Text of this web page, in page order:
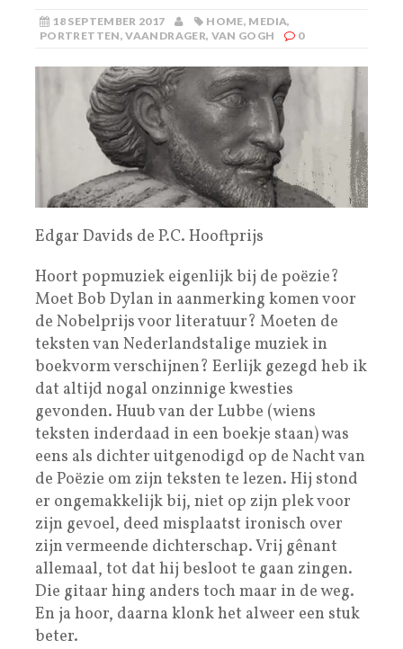
18 SEPTEMBER 2017 HOME, MEDIA,
PORTRETTEN,VAANDRAGER, VAN GOGH 0
Edgar Davids de P.C. Hooftprijs
Hoort popmuziek eigenlijk bij de poëzie?
Moet Bob Dylan in aanmerking komen voor
de Nobelprijs voor literatuur? Moeten de
teksten van Nederlandstalige muziek in
boekvorm verschijnen? Eerlijk gezegd heb ik
dat altijd nogal onzinnige kwesties
gevonden. Huub van der Lubbe (wiens
teksten inderdaad in een boekje staan) was
eens als dichter uitgenodigd op de Nacht van
de Poëzie om zijn teksten te lezen. Hij stond
er ongemakkelijk bij, niet op zijn plek voor
zijn gevoel, deed misplaatst ironisch over
zijn vermeende dichterschap. Vrij gênant
allemaal, tot dat hij besloot te gaan zingen.
Die gitaar hing anders toch maar in de weg.
En ja hoor, daarna klonk het alweer een stuk
beter.